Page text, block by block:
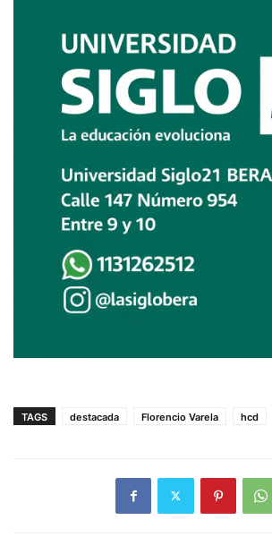
TAGS destacada Florencio Varela hcd